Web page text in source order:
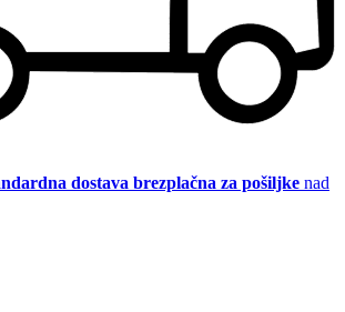
dostava brezplačna za pošiljke nad